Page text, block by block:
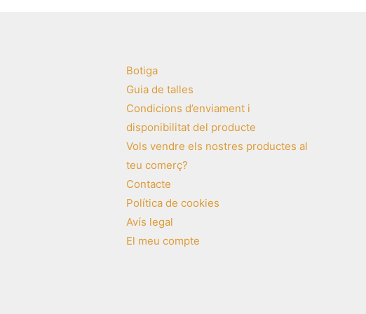
Botiga
Guia de talles
Condicions d’enviament i
disponibilitat del producte
Vols vendre els nostres productes al
teu comerç?
Contacte
Política de cookies
Avís legal
El meu compte